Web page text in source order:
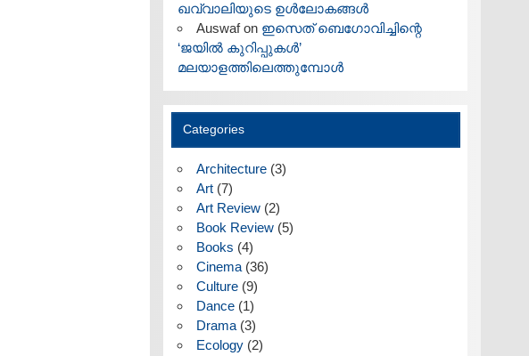
ഖവ്വാലിയുടെ ഉൾലോകങ്ങൾ
Auswafon ഇസെത് ബെഗോവിച്ചിന്റെ
‘ജയിൽ കുറിപ്പുകൾ’
മലയാളത്തിലെത്തുമ്പോൾ
Categories
Architecture(3)
Art(7)
Art Review(2)
Book Review(5)
Books (4)
Cinema(36)
Culture(9)
Dance(1)
Drama(3)
Ecology(2)